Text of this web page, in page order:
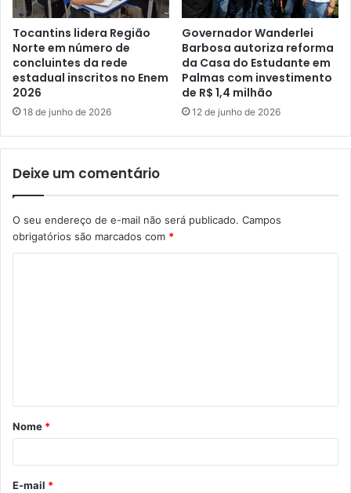
Tocantins lidera Região
Norte em número de
concluintes da rede
estadual inscritos no Enem
2026
18 de junho de 2026
Governador Wanderlei
Barbosa autoriza reforma
da Casa do Estudante em
Palmas com investimento
de R$ 1,4 milhão
12 de junho de 2026
Deixe um comentário
O seu endereço de e-mail não será publicado. Campos
obrigatórios são marcados com *
á
r
Nome *
E-mail *